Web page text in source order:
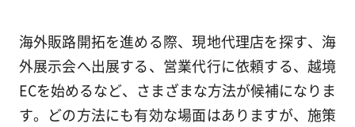
海外販路開拓を進める際、現地代理店を探す、海
外展示会へ出展する、営業代行に依頼する、越境
ECを始めるなど、さまざまな方法が候補になりま
す。どの方法にも有効な場面はありますが、施策